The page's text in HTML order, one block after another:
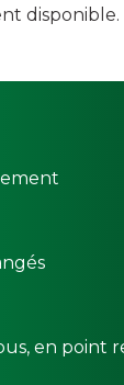
disponible.
en point